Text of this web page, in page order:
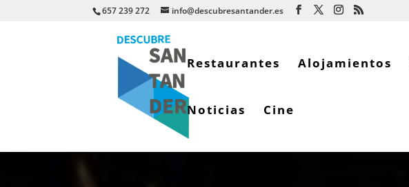
657 239 272 info@descubresantander.es
Restaurantes Alojamientos
Noticias Cine